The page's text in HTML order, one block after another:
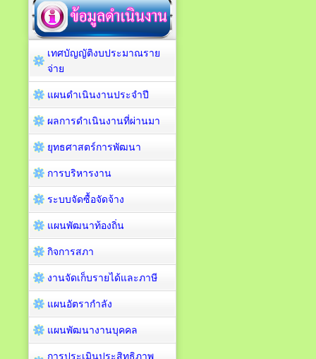
เทศบัญญัติงบประมาณราย
จ่าย
แผนดำเนินงานประจำปี
ผลการดำเนินงานที่ผ่านมา
ยุทธศาสตร์การพัฒนา
การบริหารงาน
ระบบจัดซื้อจัดจ้าง
แผนพัฒนาท้องถิ่น
กิจการสภา
งานจัดเก็บรายได้และภาษี
แผนอัตรากำลัง
แผนพัฒนางานบุคคล
การประเมินประสิทธิภาพ